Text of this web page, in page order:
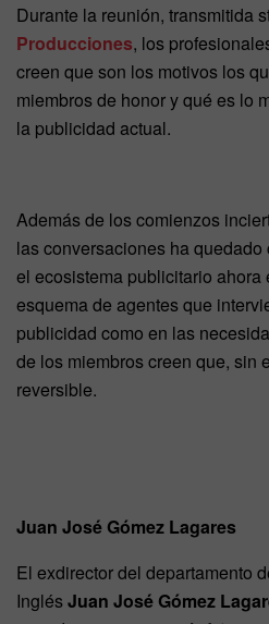
Durante la reunión, transmitida
Producciones, los
creen que son los motivos los
miembros de honor y qué es lo
la publicidad actual.
Además de los comienzos
las conversaciones ha
el ecosistema publicitario ahora
esquema de agentes que
publicidad como en las
de los miembros creen que, sin
reversible.
Juan José Gómez Lagares
El exdirector del departamento
InglésJuan José Gómez